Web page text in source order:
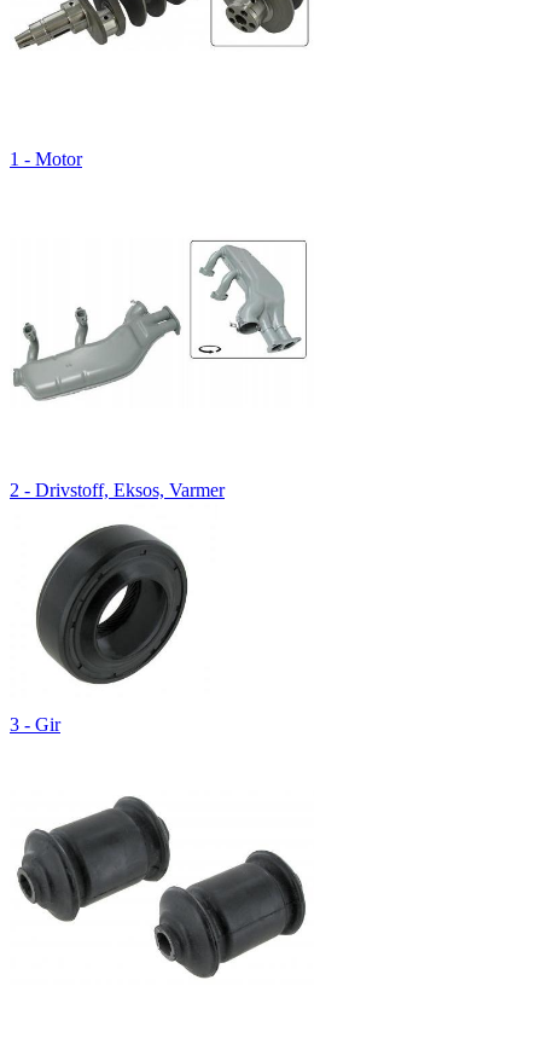
1 - Motor
2 - Drivstoff, Eksos, Varmer
3 - Gir